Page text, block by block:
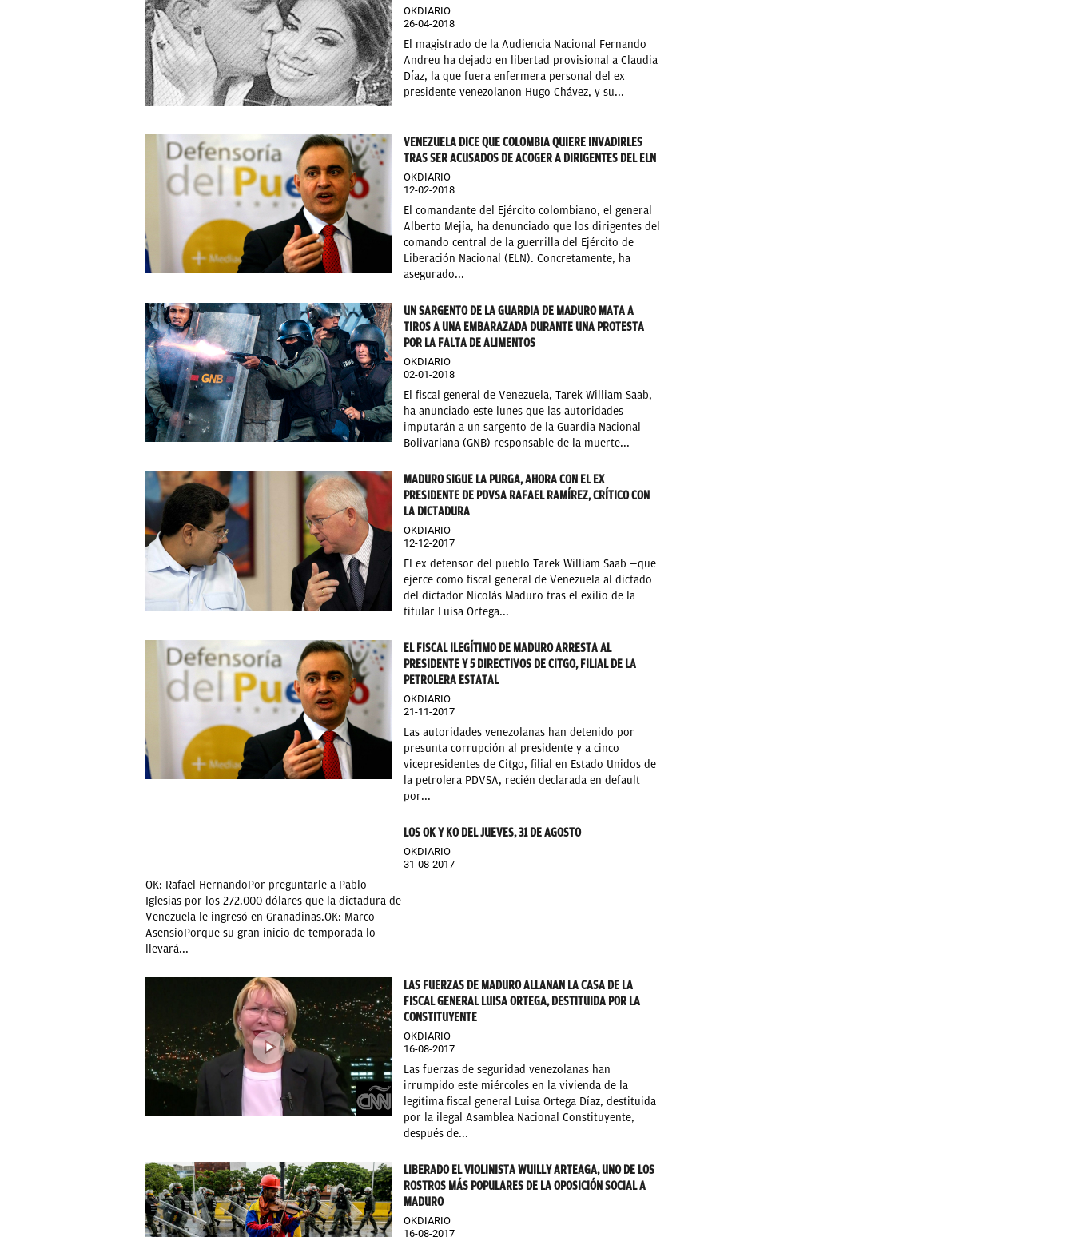
OKDIARIO
26-04-2018
El magistrado de la Audiencia Nacional Fernando
Andreu ha dejado en libertad provisional a Claudia
Díaz, la que fuera enfermera personal del ex
presidente venezolanon Hugo Chávez, y su...
VENEZUELA DICE QUE COLOMBIA QUIERE INVADIRLES
TRAS SER ACUSADOS DE ACOGER A DIRIGENTES DEL ELN
OKDIARIO
12-02-2018
El comandante del Ejército colombiano, el general
Alberto Mejía, ha denunciado que los dirigentes del
comando central de la guerrilla del Ejército de
Liberación Nacional (ELN). Concretamente, ha
asegurado...
UN SARGENTO DE LA GUARDIA DE MADURO MATA A
TIROS A UNA EMBARAZADA DURANTE UNA PROTESTA
POR LA FALTA DE ALIMENTOS
OKDIARIO
02-01-2018
El fiscal general de Venezuela, Tarek William Saab,
ha anunciado este lunes que las autoridades
imputarán a un sargento de la Guardia Nacional
Bolivariana (GNB) responsable de la muerte...
MADURO SIGUE LA PURGA, AHORA CON EL EX
PRESIDENTE DE PDVSA RAFAEL RAMÍREZ, CRÍTICO CON
LA DICTADURA
OKDIARIO
12-12-2017
El ex defensor del pueblo Tarek William Saab —que
ejerce como fiscal general de Venezuela al dictado
del dictador Nicolás Maduro tras el exilio de la
titular Luisa Ortega...
EL FISCAL ILEGÍTIMO DE MADURO ARRESTA AL
PRESIDENTE Y 5 DIRECTIVOS DE CITGO, FILIAL DE LA
PETROLERA ESTATAL
OKDIARIO
21-11-2017
Las autoridades venezolanas han detenido por
presunta corrupción al presidente y a cinco
vicepresidentes de Citgo, filial en Estado Unidos de
la petrolera PDVSA, recién declarada en default
por...
LOS OK Y KO DEL JUEVES, 31 DE AGOSTO
OKDIARIO
31-08-2017
OK: Rafael HernandoPor preguntarle a Pablo
Iglesias por los 272.000 dólares que la dictadura de
Venezuela le ingresó en Granadinas.OK: Marco
AsensioPorque su gran inicio de temporada lo
llevará...
LAS FUERZAS DE MADURO ALLANAN LA CASA DE LA
FISCAL GENERAL LUISA ORTEGA, DESTITUIDA POR LA
CONSTITUYENTE
OKDIARIO
16-08-2017
Las fuerzas de seguridad venezolanas han
irrumpido este miércoles en la vivienda de la
legítima fiscal general Luisa Ortega Díaz, destituida
por la ilegal Asamblea Nacional Constituyente,
después de...
LIBERADO EL VIOLINISTA WUILLY ARTEAGA, UNO DE LOS
ROSTROS MÁS POPULARES DE LA OPOSICIÓN SOCIAL A
MADURO
OKDIARIO
16-08-2017